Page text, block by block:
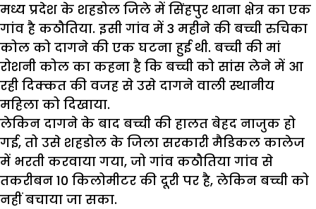
मध्य प्रदेश के शहडोल जिले में सिंहपुर थाना क्षेत्र का एक
गांव है कठौतिया. इसी गांव में 3 महीने की बच्ची रुचिका
कोल को दागने की एक घटना हुई थी. बच्ची की मां
रोशनी कोल का कहना है कि बच्ची को सांस लेने में आ
रही दिक्कत की वजह से उसे दागने वाली स्थानीय
महिला को दिखाया.
लेकिन दागने के बाद बच्ची की हालत बेहद नाजुक हो
गई, तो उसे शहडोल के जिला सरकारी मैडिकल कालेज
में भरती करवाया गया, जो गांव कठौतिया गांव से
तकरीबन 10 किलोमीटर की दूरी पर है, लेकिन बच्ची को
नहीं बचाया जा सका.